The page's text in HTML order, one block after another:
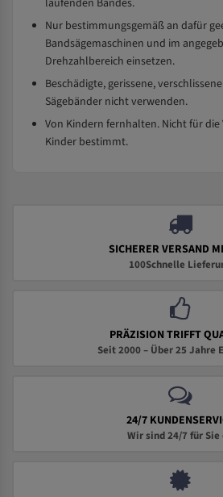
laufenden Bandes.
Nur bestimmungsgemäß an dafür
Bandsägemaschinen und im
Drehzahlbereich einsetzen.
Beschädigte, gerissene,
Sägebänder nicht verwenden.
Von Kindern fernhalten. Nicht für
Kinder bestimmt.
SICHERER VERSAND
100Schnelle
PRÄZISION TRIFFT
Seit 2000 – Über 25 Jahre
24/7
Wir sind 24/7 für Sie